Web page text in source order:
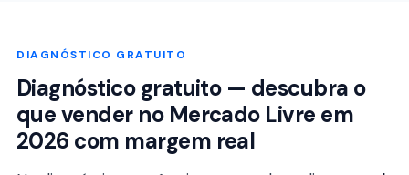
DIAGNÓSTICO GRATUITO
Diagnóstico gratuito — descubra o
que vender no Mercado Livre em
2026 com margem real